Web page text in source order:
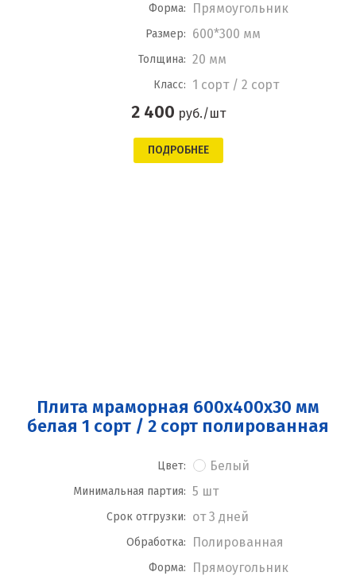
Форма: Прямоугольник
Размер: 600*300 мм
Толщина: 20 мм
Класс: 1 сорт / 2 сорт
2 400 руб./шт
ПОДРОБНЕЕ
Плита мраморная 600x400x30 мм
белая 1 сорт / 2 сорт полированная
Цвет: Белый
Минимальная партия: 5 шт
Срок отгрузки: от 3 дней
Обработка: Полированная
Форма: Прямоугольник